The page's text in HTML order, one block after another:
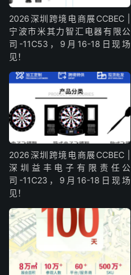
2026深圳跨境电商展CCBEC |
宁波市米其力智汇电器有限公
司-11C53，9月16-18日现场
见！
2026深圳跨境电商展CCBEC |
深圳益丰电子有限责任公
司-11C23，9月16-18日现场
见！